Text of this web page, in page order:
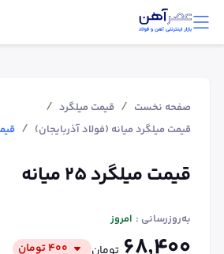
صفحه نخست / قیمت میلگرد /
قیمت میلگرد میانه (فولاد آذربایجان) / قیمت
قیمت میلگرد ۲۵ میانه
به‌روزرسانی : امروز
۴۰۰تومان